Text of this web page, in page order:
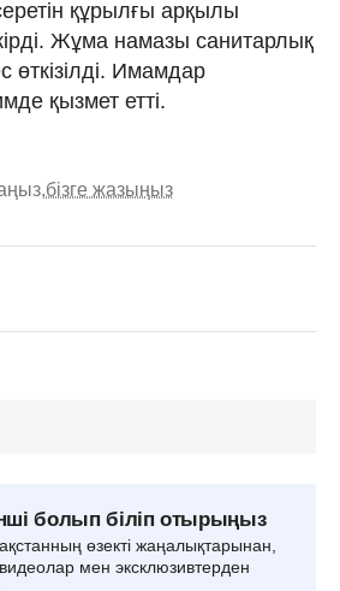
құрылғы арқылы
Жұма намазы санитарлық
өткізілді. Имамдар
қызмет етті.
бізге жазыңыз
болып біліп отырыңыз
өзекті жаңалықтарынан,
мен эксклюзивтерден